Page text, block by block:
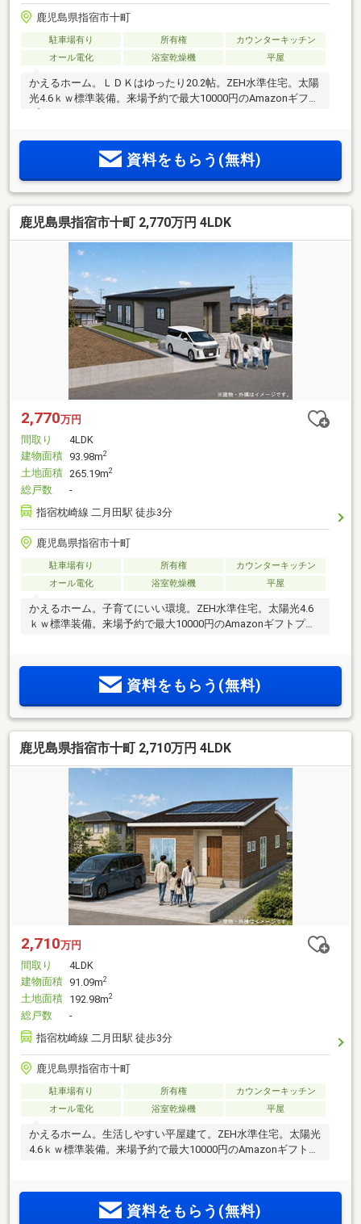
鹿児島県指宿市十町
駐車場有り 所有権
カウンターキッチン
オール電化
浴室乾燥機 平屋
かえるホーム。ＬＤＫはゆったり20.2帖。ZEH水準住宅。太陽
光4.6ｋｗ標準装備。来場予約で最大10000円のAmazonギフト
資料をもらう(無料)
鹿児島県指宿市十町 2,770万円 4LDK
2,770万円
間取り
4LDK
建物面積 93.98m2
土地面積 265.19m2
総戸数
-
指宿枕崎線 二月田駅 徒歩3分
鹿児島県指宿市十町
駐車場有り 所有権
カウンターキッチン
オール電化
浴室乾燥機 平屋
かえるホーム。子育てにいい環境。ZEH水準住宅。太陽光4.6
ｋｗ標準装備。来場予約で最大10000円のAmazonギフトプレ
資料をもらう(無料)
鹿児島県指宿市十町 2,710万円 4LDK
2,710万円
間取り
4LDK
建物面積 91.09m2
土地面積 192.98m2
総戸数
-
指宿枕崎線 二月田駅 徒歩3分
鹿児島県指宿市十町
駐車場有り 所有権
カウンターキッチン
オール電化
浴室乾燥機 平屋
かえるホーム。生活しやすい平屋建て。ZEH水準住宅。太陽光
4.6ｋｗ標準装備。来場予約で最大10000円のAmazonギフトプ
資料をもらう(無料)